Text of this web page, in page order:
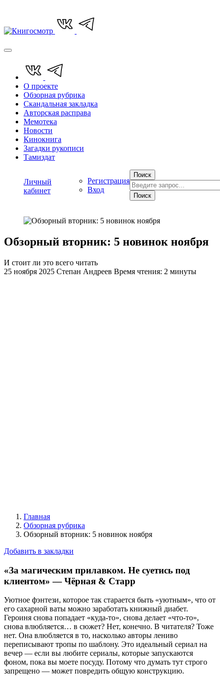
О проекте
Обзорная рубрика
Скандальная закладка
Авторская расправа
Мемотека
Новости
Кинокнига
Загадки рукописи
Тамиздат
Личный
кабинет
Регистрация
Вход
Поиск
Поиск
Обзорный вторник: 5 новинок ноября
И стоит ли это всего читать
25 ноября 2025 Степан Андреев Время чтения: 2 минуты
Главная
Обзорная рубрика
Обзорный вторник: 5 новинок ноября
Добавить в закладки
«За магическим прилавком. Не суетись под
клиентом» — Чёрная & Старр
Уютное фэнтези, которое так старается быть «уютным», что от
его сахарной ваты можно заработать книжный диабет.
Героиня снова попадает «куда-то», снова делает «что-то»,
снова влюбляется… в сюжет? Нет, конечно. В читателя? Тоже
нет. Она влюбляется в то, насколько авторы лениво
переписывают тропы по шаблону. Это идеальный сериал на
вечер — если вы любите сериалы, которые запускаются
фоном, пока вы моете посуду. Потому что думать тут строго
запрещено — может повредить общую конструкцию.